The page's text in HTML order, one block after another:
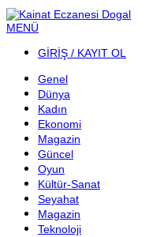
MENÜ
GİRİŞ / KAYIT OL
Genel
Dünya
Kadın
Ekonomi
Magazin
Güncel
Oyun
Kültür-Sanat
Seyahat
Magazin
Teknoloji